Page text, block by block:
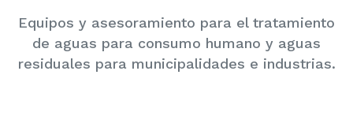
Equipos y asesoramiento para el tratamiento
de aguas para consumo humano y aguas
residuales para municipalidades e industrias.